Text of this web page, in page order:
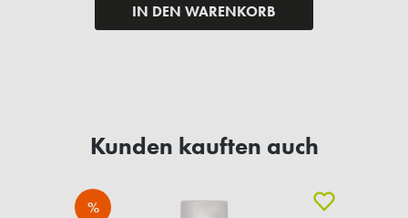
IN DEN WARENKORB
Kunden kauften auch
%